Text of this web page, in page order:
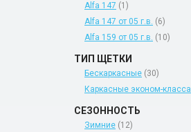
Alfa 147 (1)
Alfa 147 от 05 г.в. (6)
Alfa 159 от 05 г.в. (10)
ТИП ЩЕТКИ
Бескаркасные (30)
Каркасные эконом-класса
СЕЗОННОСТЬ
Зимние (12)